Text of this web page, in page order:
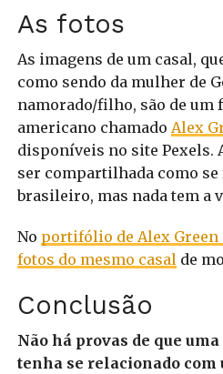
As fotos
As imagens de um casal,
como sendo da mulher de
namorado/filho, são de um
americano chamado Alex
disponíveis no site Pexels.
ser compartilhada como se
brasileiro, mas nada tem a
No portifólio de Alex Green
fotos do mesmo casalde
Conclusão
Não há provas de que
tenha se relacionado com